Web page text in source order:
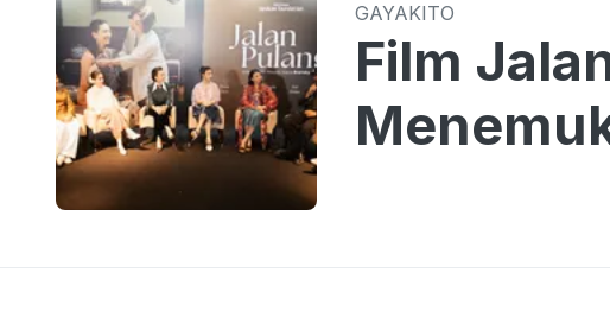
GAYAKITO
Film